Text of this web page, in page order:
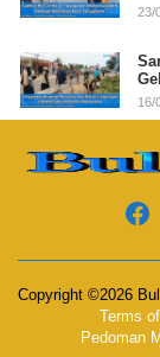
23/
16/
Copyright ©2026
Terms
Pedoman